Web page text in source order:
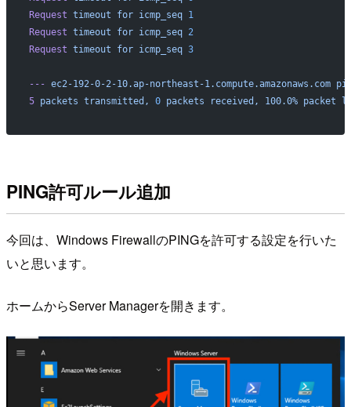
Request timeout for icmp_seq 1
Request timeout for icmp_seq 2
Request timeout for icmp_seq 3
--- ec2-192-0-2-10.ap-northeast-1.compute.amazonaws.com
5 packets transmitted, 0 packets received, 100.0% packet
PING許可ルール追加
今回は、Windows FirewallのPINGを許可する設定を行いた
いと思います。
ホームからServer Managerを開きます。